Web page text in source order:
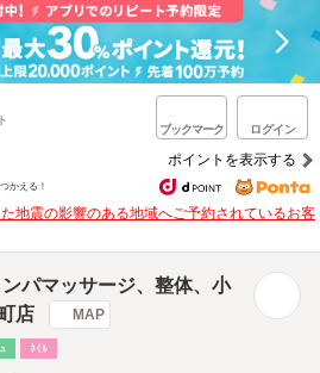
ブックマーク ログイン
ポイントを表示する
かえる！
地震の影響のある地域へご予約されているお客
パマッサージ、整体、小
店
MAP
ﾈｲﾙ